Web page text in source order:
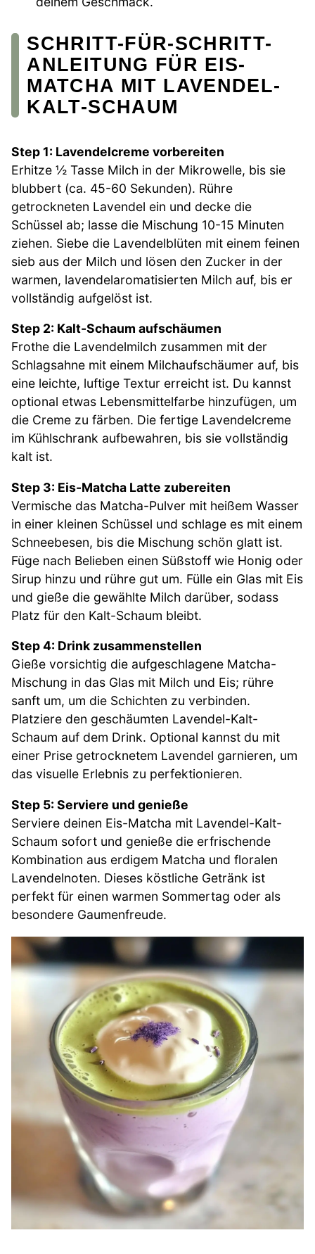
SCHRITT-FÜR-SCHRITT-
ANLEITUNG FÜR EIS-
MATCHA MIT LAVENDEL-
KALT-SCHAUM
Step 1: Lavendelcreme vorbereiten
Erhitze ½ Tasse Milch in der Mikrowelle, bis sie
blubbert (ca. 45-60 Sekunden). Rühre
getrockneten Lavendel ein und decke die
Schüssel ab; lasse die Mischung 10-15 Minuten
ziehen. Siebe die Lavendelblüten mit einem feinen
sieb aus der Milch und lösen den Zucker in der
warmen, lavendelaromatisierten Milch auf, bis er
vollständig aufgelöst ist.
Step 2: Kalt-Schaum aufschäumen
Frothe die Lavendelmilch zusammen mit der
Schlagsahne mit einem Milchaufschäumer auf, bis
eine leichte, luftige Textur erreicht ist. Du kannst
optional etwas Lebensmittelfarbe hinzufügen, um
die Creme zu färben. Die fertige Lavendelcreme
im Kühlschrank aufbewahren, bis sie vollständig
kalt ist.
Step 3: Eis-Matcha Latte zubereiten
Vermische das Matcha-Pulver mit heißem Wasser
in einer kleinen Schüssel und schlage es mit einem
Schneebesen, bis die Mischung schön glatt ist.
Füge nach Belieben einen Süßstoff wie Honig oder
Sirup hinzu und rühre gut um. Fülle ein Glas mit Eis
und gieße die gewählte Milch darüber, sodass
Platz für den Kalt-Schaum bleibt.
Step 4: Drink zusammenstellen
Gieße vorsichtig die aufgeschlagene Matcha-
Mischung in das Glas mit Milch und Eis; rühre
sanft um, um die Schichten zu verbinden.
Platziere den geschäumten Lavendel-Kalt-
Schaum auf dem Drink. Optional kannst du mit
einer Prise getrocknetem Lavendel garnieren, um
das visuelle Erlebnis zu perfektionieren.
Step 5: Serviere und genieße
Serviere deinen Eis-Matcha mit Lavendel-Kalt-
Schaum sofort und genieße die erfrischende
Kombination aus erdigem Matcha und floralen
Lavendelnoten. Dieses köstliche Getränk ist
perfekt für einen warmen Sommertag oder als
besondere Gaumenfreude.